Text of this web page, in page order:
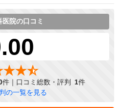
院の口コミ
件｜口コミ総数・評判 1件
の一覧を見る